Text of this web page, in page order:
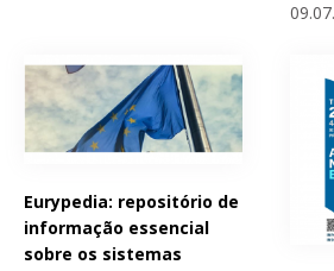
Eurypedia: repositório de
informação essencial
sobre os sistemas